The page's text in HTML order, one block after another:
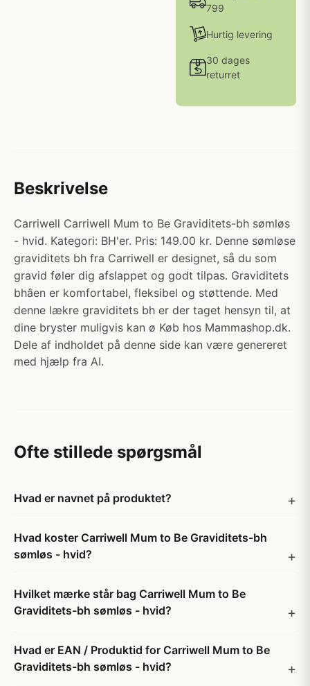
799
Hurtig levering
30 dages
returret
Beskrivelse
Carriwell Carriwell Mum to Be Graviditets-bh sømløs
- hvid. Kategori: BH'er. Pris: 149.00 kr. Denne sømløse
graviditets bh fra Carriwell er designet, så du som
gravid føler dig afslappet og godt tilpas. Graviditets
bhâen er komfortabel, fleksibel og støttende. Med
denne lækre graviditets bh er der taget hensyn til, at
dine bryster muligvis kan ø Køb hos Mammashop.dk.
Dele af indholdet på denne side kan være genereret
med hjælp fra AI.
Ofte stillede spørgsmål
Hvad er navnet på produktet?
Hvad koster Carriwell Mum to Be Graviditets-bh
sømløs - hvid?
Hvilket mærke står bag Carriwell Mum to Be
Graviditets-bh sømløs - hvid?
Hvad er EAN / Produktid for Carriwell Mum to Be
Graviditets-bh sømløs - hvid?